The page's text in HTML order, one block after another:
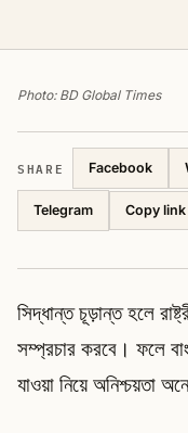
Photo: BD Global Times
SHARE Facebook
Telegram Copy link
সিদ্ধান্ত চূড়ান্ত হলে
সম্প্রচার করবে। ফলে
যাওয়া নিয়ে অনিশ্চয়তা